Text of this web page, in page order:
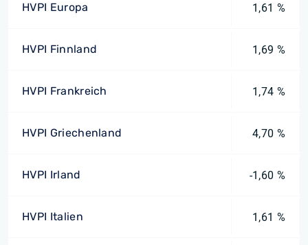
HVPI Europa 1,61 %
HVPI Finnland 1,69 %
HVPI Frankreich 1,74 %
HVPI Griechenland 4,70 %
HVPI Irland -1,60 %
HVPI Italien 1,61 %